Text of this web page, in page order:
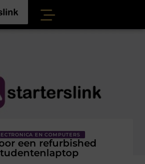
EN COMPUTERS
een refurbished